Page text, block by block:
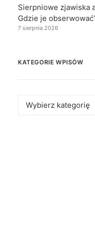
Sierpniowe zjawiska
Gdzie je
7 sierpnia 2026
KATEGORIE WPISÓW
Kategorie